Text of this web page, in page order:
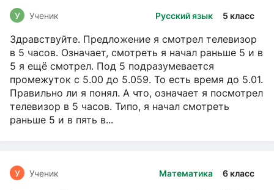
Русский язык 5 класс
У Ученик
Здравствуйте. Предложение я смотрел телевизор
в 5 часов. Означает, смотреть я начал раньше 5 и в
5 я ещё смотрел. Под 5 подразумевается
промежуток с 5.00 до 5.059. То есть время до 5.01.
Правильно ли я понял. А что, означает я посмотрел
телевизор в 5 часов. Типо, я начал смотреть
раньше 5 и в пять в...
Математика 6 класс
У Ученик